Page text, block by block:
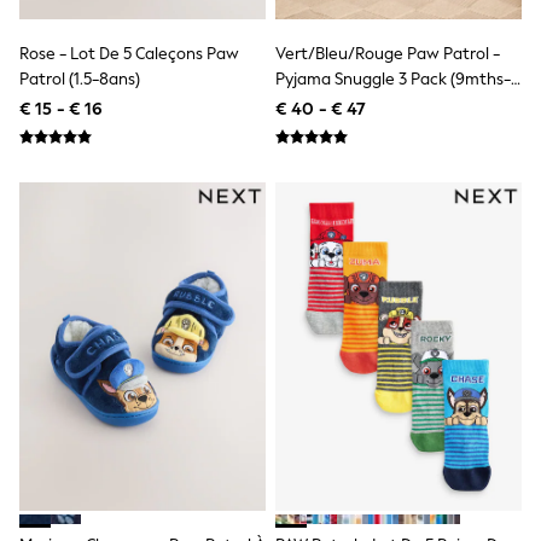
Crocs
Havaianas
Pour Moi
Rayban
Skechers
GIRLS
New in from Next
Trending: Top & Short Sets
THE SET
50 - 92cm
98 - 110cm
116 - 134cm
140 - 174cm
All Clothing
T-Shirts
Coats & Jackets
Sweatshirts & Hoodies
Rose - Lot De 5 Caleçons Paw
Patrol (1.5-8ans)
€ 15 - € 16
Vert/bleu/rouge Paw Patrol -
Pyjama Snuggle 3 Pack (9mths-
9yrs)
€ 40 - € 47